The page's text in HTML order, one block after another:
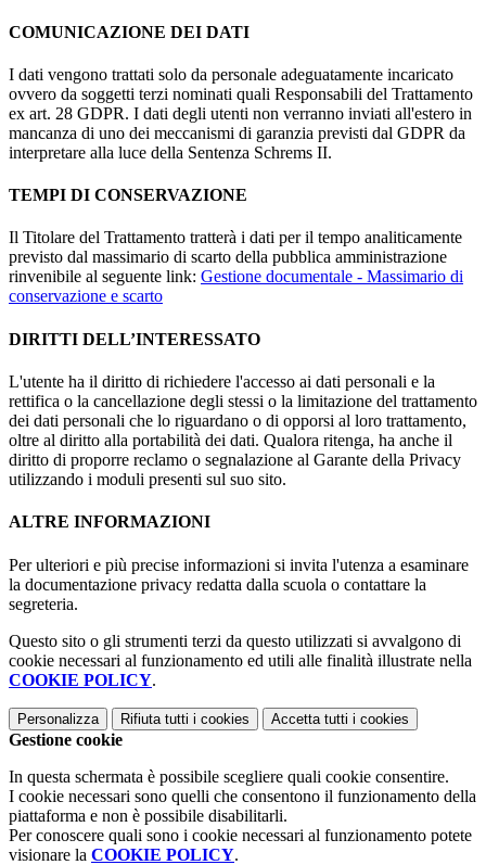
COMUNICAZIONE DEI DATI
I dati vengono trattati solo da personale adeguatamente incaricato
ovvero da soggetti terzi nominati quali Responsabili del Trattamento
ex art. 28 GDPR. I dati degli utenti non verranno inviati all'estero in
mancanza di uno dei meccanismi di garanzia previsti dal GDPR da
interpretare alla luce della Sentenza Schrems II.
TEMPI DI CONSERVAZIONE
Il Titolare del Trattamento tratterà i dati per il tempo analiticamente
previsto dal massimario di scarto della pubblica amministrazione
rinvenibile al seguente link: Gestione documentale - Massimario di
conservazione e scarto
DIRITTI DELL’INTERESSATO
L'utente ha il diritto di richiedere l'accesso ai dati personali e la
rettifica o la cancellazione degli stessi o la limitazione del trattamento
dei dati personali che lo riguardano o di opporsi al loro trattamento,
oltre al diritto alla portabilità dei dati. Qualora ritenga, ha anche il
diritto di proporre reclamo o segnalazione al Garante della Privacy
utilizzando i moduli presenti sul suo sito.
ALTRE INFORMAZIONI
Per ulteriori e più precise informazioni si invita l'utenza a esaminare
la documentazione privacy redatta dalla scuola o contattare la
segreteria.
Questo sito o gli strumenti terzi da questo utilizzati si avvalgono di
cookie necessari al funzionamento ed utili alle finalità illustrate nella
COOKIE POLICY.
Personalizza Rifiuta tutti i cookies Accetta tutti i cookies
Gestione cookie
In questa schermata è possibile scegliere quali cookie consentire.
I cookie necessari sono quelli che consentono il funzionamento della
piattaforma e non è possibile disabilitarli.
Per conoscere quali sono i cookie necessari al funzionamento potete
visionare la COOKIE POLICY.